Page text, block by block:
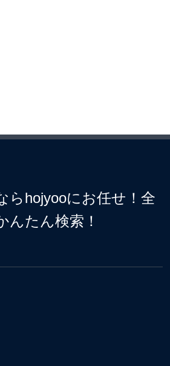
らhojyooにお任せ！全
んたん検索！